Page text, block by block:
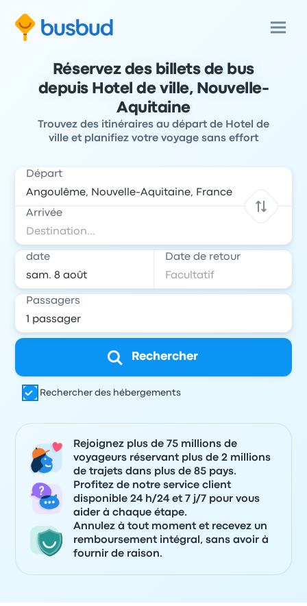
Réservez des billets de bus
depuis Hotel de ville, Nouvelle-
Aquitaine
Trouvez des itinéraires au départ de Hotel de
ville et planifiez votre voyage sans effort
Départ
Arrivée
date Date de retour
Passagers
Rechercher
Rechercher des hébergements
Rejoignez plus de 75 millions de
voyageurs réservant plus de 2 millions
de trajets dans plus de 85 pays.
Profitez de notre service client
disponible 24 h/24 et 7 j/7 pour vous
aider à chaque étape.
Annulez à tout moment et recevez un
remboursement intégral, sans avoir à
fournir de raison.